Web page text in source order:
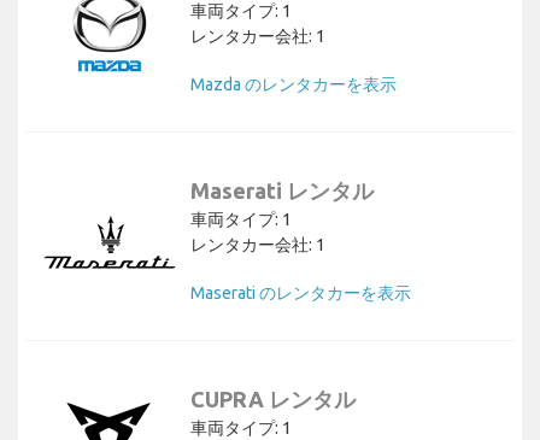
車両タイプ: 1
レンタカー会社: 1
Mazda のレンタカーを表示
Maserati レンタル
車両タイプ: 1
レンタカー会社: 1
Maserati のレンタカーを表示
CUPRA レンタル
車両タイプ: 1